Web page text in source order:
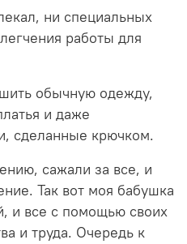
ни специальных
работы для
обычную одежду,
и даже
сделанные крючком.
сажали за все, и
Так вот моя бабушка
и все с помощью своих
и труда. Очередь к